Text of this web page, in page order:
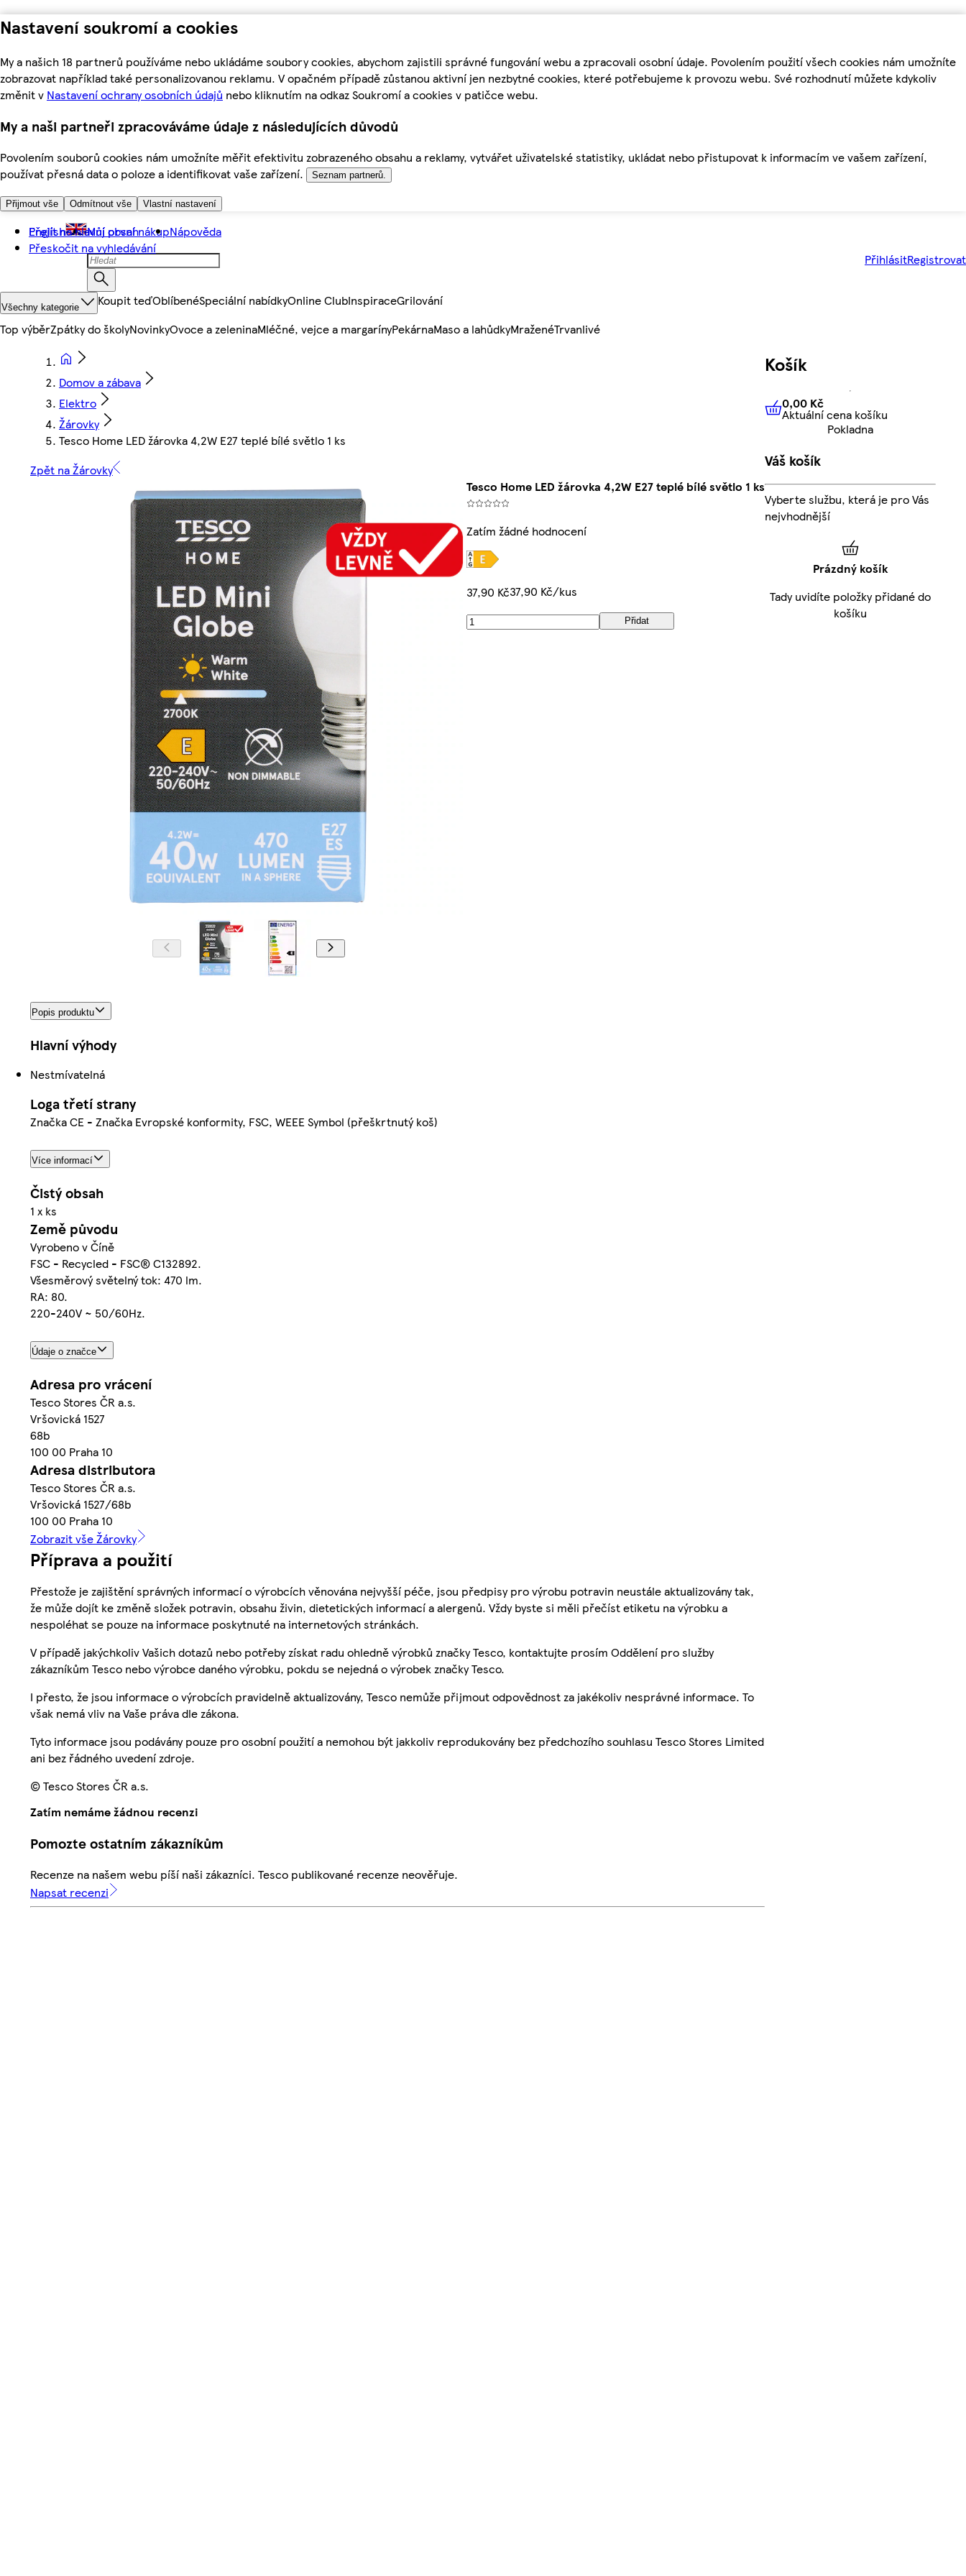
Nastavení soukromí a cookies
My a našich 18 partnerů používáme nebo ukládáme soubory cookies, abychom zajistili správné fungování webu a zpracovali osobní údaje. Povolením použití všech cookies nám umožníte
zobrazovat například také personalizovanou reklamu. V opačném případě zůstanou aktivní jen nezbytné cookies, které potřebujeme k provozu webu. Své rozhodnutí můžete kdykoliv
změnit v Nastavení ochrany osobních údajů nebo kliknutím na odkaz Soukromí a cookies v patičce webu.
My a naši partneři zpracováváme údaje z následujících důvodů
Povolením souborů cookies nám umožníte měřit efektivitu zobrazeného obsahu a reklamy, vytvářet uživatelské statistiky, ukládat nebo přistupovat k informacím ve vašem zařízení,
používat přesná data o poloze a identifikovat vaše zařízení.
Seznam partnerů.
Přijmout vše Odmítnout vše Vlastní nastavení
Přejít na hlavní obsah
Přeskočit na vyhledávání
English Můj první nákupNápověda
PřihlásitRegistrovat
Všechny kategorie Koupit teďOblíbenéSpeciální nabídkyOnline ClubInspiraceGrilování
Top výběrZpátky do školyNovinkyOvoce a zeleninaMléčné, vejce a margarínyPekárnaMaso a lahůdkyMraženéTrvanlivé
Domov a zábava
Elektro
Žárovky
Tesco Home LED žárovka 4,2W E27 teplé bílé světlo 1 ks
Zpět na Žárovky
Tesco Home LED žárovka 4,2W E27 teplé bílé světlo 1 ks
Zatím žádné hodnocení
37,90 Kč37,90 Kč/kus
Přidat
Popis produktu
Hlavní výhody
Nestmívatelná
Loga třetí strany
Značka CE - Značka Evropské konformity, FSC, WEEE Symbol (přeškrtnutý koš)
Více informací
Čistý obsah
1 x ks
Země původu
Vyrobeno v Číně
FSC - Recycled - FSC® C132892.
Všesměrový světelný tok: 470 lm.
RA: 80.
220-240V ~ 50/60Hz.
Údaje o značce
Adresa pro vrácení
Tesco Stores ČR a.s.
Vršovická 1527
68b
100 00 Praha 10
Adresa distributora
Tesco Stores ČR a.s.
Vršovická 1527/68b
100 00 Praha 10
Zobrazit vše Žárovky
Příprava a použití
Přestože je zajištění správných informací o výrobcích věnována nejvyšší péče, jsou předpisy pro výrobu potravin neustále aktualizovány tak,
že může dojít ke změně složek potravin, obsahu živin, dietetických informací a alergenů. Vždy byste si měli přečíst etiketu na výrobku a
nespoléhat se pouze na informace poskytnuté na internetových stránkách.
V případě jakýchkoliv Vašich dotazů nebo potřeby získat radu ohledně výrobků značky Tesco, kontaktujte prosím Oddělení pro služby
zákazníkům Tesco nebo výrobce daného výrobku, pokdu se nejedná o výrobek značky Tesco.
I přesto, že jsou informace o výrobcích pravidelně aktualizovány, Tesco nemůže přijmout odpovědnost za jakékoliv nesprávné informace. To
však nemá vliv na Vaše práva dle zákona.
Tyto informace jsou podávány pouze pro osobní použití a nemohou být jakkoliv reprodukovány bez předchozího souhlasu Tesco Stores Limited
ani bez řádného uvedení zdroje.
© Tesco Stores ČR a.s.
Zatím nemáme žádnou recenzi
Pomozte ostatním zákazníkům
Recenze na našem webu píší naši zákazníci. Tesco publikované recenze neověřuje.
Napsat recenzi
Košík
0,00 KčAktuální cena košíku
0,00 Kč
Aktuální cena košíku
Pokladna
Váš košík
Vyberte službu, která je pro Vás
nejvhodnější
Prázdný košík
Tady uvidíte položky přidané do
košíku